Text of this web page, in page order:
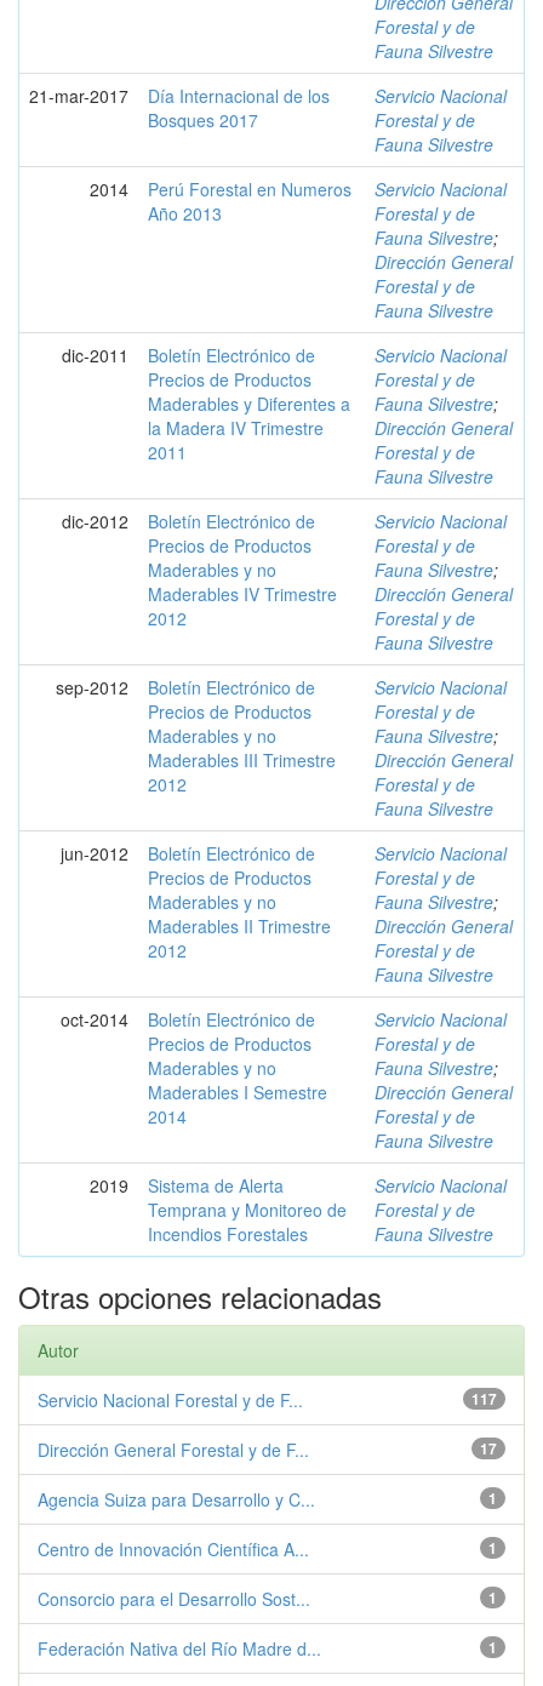
Forestal y de
Fauna Silvestre
21-mar-2017
Día Internacional de los
Bosques 2017
Servicio Nacional
Forestal y de
Fauna Silvestre
2014
Perú Forestal en Numeros
Año 2013
Servicio Nacional
Forestal y de
Fauna Silvestre;
Dirección General
Forestal y de
Fauna Silvestre
dic-2011
Boletín Electrónico de
Precios de Productos
Maderables y Diferentes a
la Madera IV Trimestre
2011
Servicio Nacional
Forestal y de
Fauna Silvestre;
Dirección General
Forestal y de
Fauna Silvestre
dic-2012
Boletín Electrónico de
Precios de Productos
Maderables y no
Maderables IV Trimestre
2012
Servicio Nacional
Forestal y de
Fauna Silvestre;
Dirección General
Forestal y de
Fauna Silvestre
sep-2012
Boletín Electrónico de
Precios de Productos
Maderables y no
Maderables III Trimestre
2012
Servicio Nacional
Forestal y de
Fauna Silvestre;
Dirección General
Forestal y de
Fauna Silvestre
jun-2012
Boletín Electrónico de
Precios de Productos
Maderables y no
Maderables II Trimestre
2012
Servicio Nacional
Forestal y de
Fauna Silvestre;
Dirección General
Forestal y de
Fauna Silvestre
oct-2014
Boletín Electrónico de
Precios de Productos
Maderables y no
Maderables I Semestre
2014
Servicio Nacional
Forestal y de
Fauna Silvestre;
Dirección General
Forestal y de
Fauna Silvestre
2019
Sistema de Alerta
Temprana y Monitoreo de
Incendios Forestales
Servicio Nacional
Forestal y de
Fauna Silvestre
Otras opciones relacionadas
Autor
117
Servicio Nacional Forestal y de F...
17
Dirección General Forestal y de F...
1
Agencia Suiza para Desarrollo y C...
1
Centro de Innovación Científica A...
1
Consorcio para el Desarrollo Sost...
1
Federación Nativa del Río Madre d...